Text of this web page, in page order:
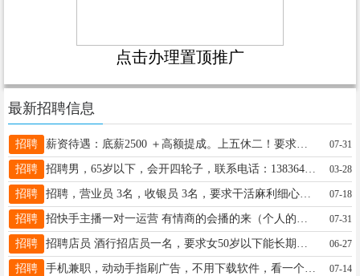
点击办理置顶推广
最新招聘信息
招聘 薪资待遇：底薪2500 ＋高额提成。上五休二！要求，女 25-40 头脑灵活 思 维清晰 正常节假日休息！咨询16646585943 07-31
招聘 招聘男，65岁以下，会开四轮子，联系电话：13836437569 03-28
招聘 招聘，营业员 3名，收银员 3名，要求干活麻利细心有服务意识，踏实肯干。年龄25-45，短期勿扰，工资2500-5000，有超市经验者优先，电话18645558828 07-18
招聘 07-31
招聘 06-27
招聘 07-14